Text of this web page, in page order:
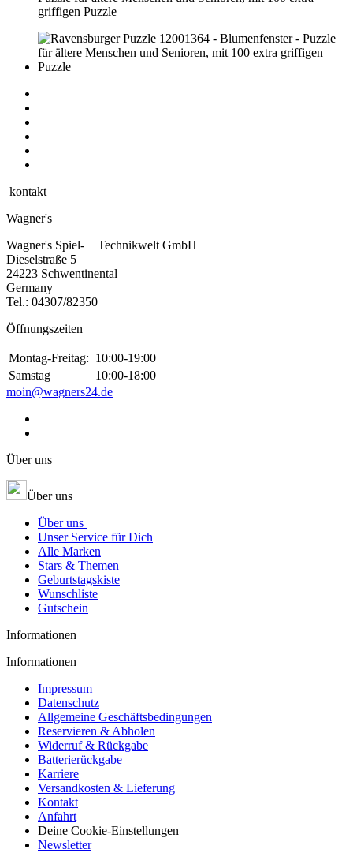
kontakt
Wagner's
Wagner's Spiel- + Technikwelt GmbH
Dieselstraße 5
24223 Schwentinental
Germany
Tel.: 04307/82350
Öffnungszeiten
Montag-Freitag: 10:00-19:00
Samstag
10:00-18:00
moin@wagners24.de
Über uns
Über uns
Über uns
Unser Service für Dich
Alle Marken
Stars & Themen
Geburtstagskiste
Wunschliste
Gutschein
Informationen
Informationen
Impressum
Datenschutz
Allgemeine Geschäftsbedingungen
Reservieren & Abholen
Widerruf & Rückgabe
Batterierückgabe
Karriere
Versandkosten & Lieferung
Kontakt
Anfahrt
Deine Cookie-Einstellungen
Newsletter